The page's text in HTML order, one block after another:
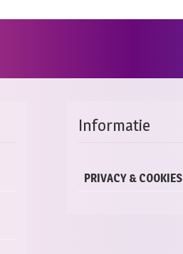
Informatie
PRIVACY & COOKIES